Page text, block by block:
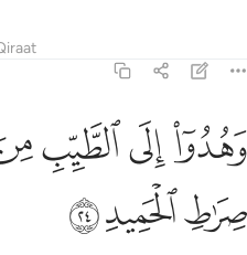
وهدوا الى الطيب من القول وهدوا
وَهُدُوٓا۟ إِلَى ٱلطَّيِّبِ مِنَ ٱلْقَوْلِ
ﱁﱂﱃ
ﱈﱉﱊ